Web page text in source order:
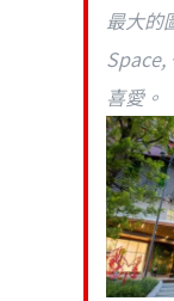
最大的
Space,
喜愛。